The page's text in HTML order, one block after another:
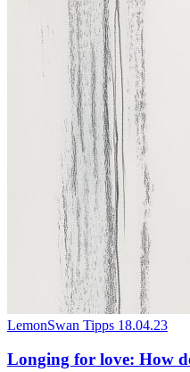
LemonSwan Tipps 18.04.23
Longing for love: How